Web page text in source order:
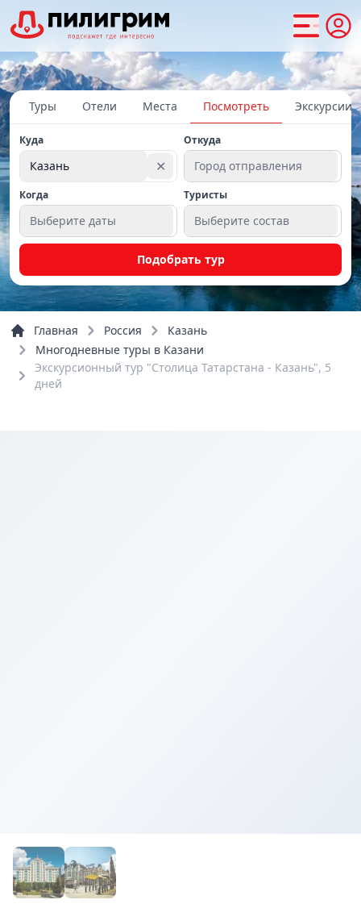
Туры Отели Места Посмотреть Экскурсии
Куда
Казань ✕
Откуда
Город отправления
Когда
Выберите даты
Туристы
Выберите состав
Подобрать тур
Главная Россия
Казань
Многодневные туры в Казани
Экскурсионный тур "Столица Татарстана - Казань", 5
дней